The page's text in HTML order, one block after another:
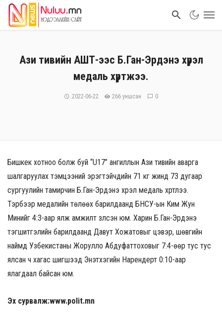
Ази тивийн АШТ-ээс Б.Ган-Эрдэнэ хүрэл
медаль хүртжээ.
2022-06-22 266 уншсан 0
Бишкек хотноо болж буй “U17” ангиллын Ази тивийн аварга
шалгаруулах тэмцээний эрэгтэйчүүдийн 71 кг жинд 73 дугаар
сургуулийн тамирчин Б.Ган-Эрдэнэ хүрэл медаль хүртлээ.
Тэрбээр медалийн төлөөх барилдаанд БНСУ-ын Ким Жун
Минийг 4:3-аар ялж амжилт үзүүлсэн юм. Харин Б.Ган-Эрдэнэ
тэгшитгэлийн барилдаанд Давут Хожатовыг цэвэр, шөвгийн
наймд Узбекистаны Жорулло Абдуфаттоховыг 7:4-өөр тус тус
ялсан ч хагас шигшээд Энэтхэгийн Нарендерт 0:10-аар
ялагдаал байсан юм.
Эх сурвалж:www.polit.mn